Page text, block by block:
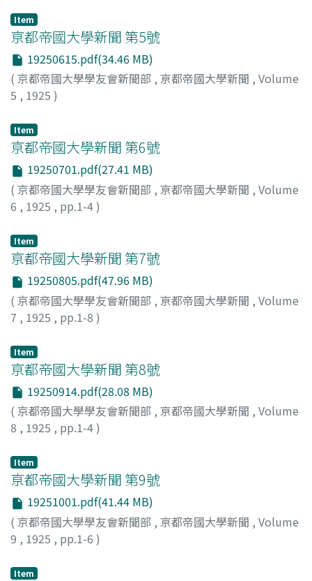
Item
亰都帝國大學新聞 第5號
19250615.pdf(34.46 MB)
( 京都帝國大學學友會新聞部 , 亰都帝國大學新聞 , Volume
5 , 1925 )
Item
亰都帝國大學新聞 第6號
19250701.pdf(27.41 MB)
( 京都帝國大學學友會新聞部 , 亰都帝國大學新聞 , Volume
6 , 1925 , pp.1-4)
Item
亰都帝國大學新聞 第7號
19250805.pdf(47.96 MB)
( 京都帝國大學學友會新聞部 , 亰都帝國大學新聞 , Volume
7 , 1925 , pp.1-8 )
Item
亰都帝國大學新聞 第8號
19250914.pdf(28.08 MB)
( 京都帝國大學學友會新聞部 , 亰都帝國大學新聞 , Volume
8 , 1925 , pp.1-4)
Item
亰都帝國大學新聞 第9號
19251001.pdf(41.44 MB)
( 京都帝國大學學友會新聞部 , 亰都帝國大學新聞 , Volume
9 , 1925 , pp.1-6 )
Item